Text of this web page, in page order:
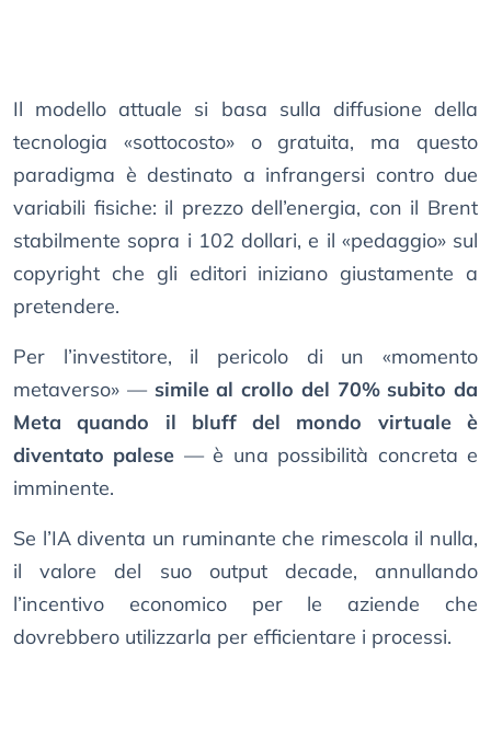
Il modello attuale si basa sulla diffusione della
tecnologia «sottocosto» o gratuita, ma questo
paradigma è destinato a infrangersi contro due
variabili fisiche: il prezzo dell’energia, con il Brent
stabilmente sopra i 102 dollari, e il «pedaggio» sul
copyright che gli editori iniziano giustamente a
pretendere.
Per l’investitore, il pericolo di un «momento
metaverso» — simile al crollo del 70% subito da
Meta quando il bluff del mondo virtuale è
diventato palese — è una possibilità concreta e
imminente.
Se l’IA diventa un ruminante che rimescola il nulla,
il valore del suo output decade, annullando
l’incentivo economico per le aziende che
dovrebbero utilizzarla per efficientare i processi.